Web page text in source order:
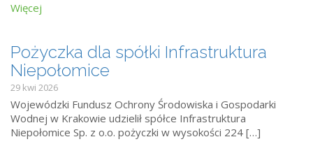
Więcej
Pożyczka dla spółki Infrastruktura
Niepołomice
29 kwi 2026
Wojewódzki Fundusz Ochrony Środowiska i Gospodarki
Wodnej w Krakowie udzielił spółce Infrastruktura
Niepołomice Sp. z o.o. pożyczki w wysokości 224 […]